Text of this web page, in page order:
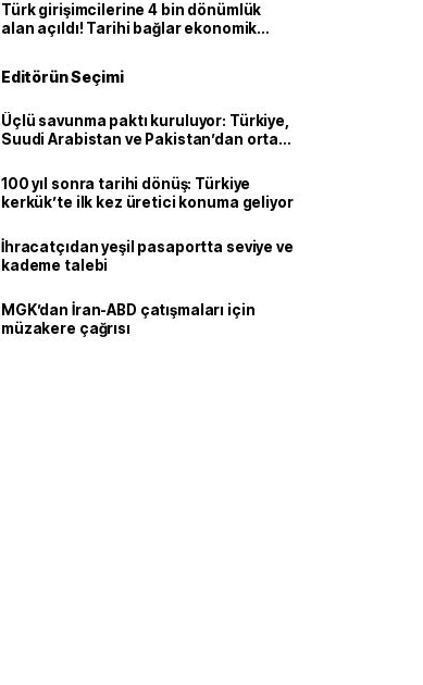
Türk girişimcilerine 4 bin dönümlük
alan açıldı! Tarihi bağlar ekonomik
Editörün Seçimi
Üçlü savunma paktı kuruluyor: Türkiye,
Suudi Arabistan ve Pakistan’dan ortak
100 yıl sonra tarihi dönüş: Türkiye
kerkük’te ilk kez üretici konuma geliyor
İhracatçıdan yeşil pasaportta seviye ve
kademe talebi
MGK’dan İran-ABD çatışmaları için
müzakere çağrısı